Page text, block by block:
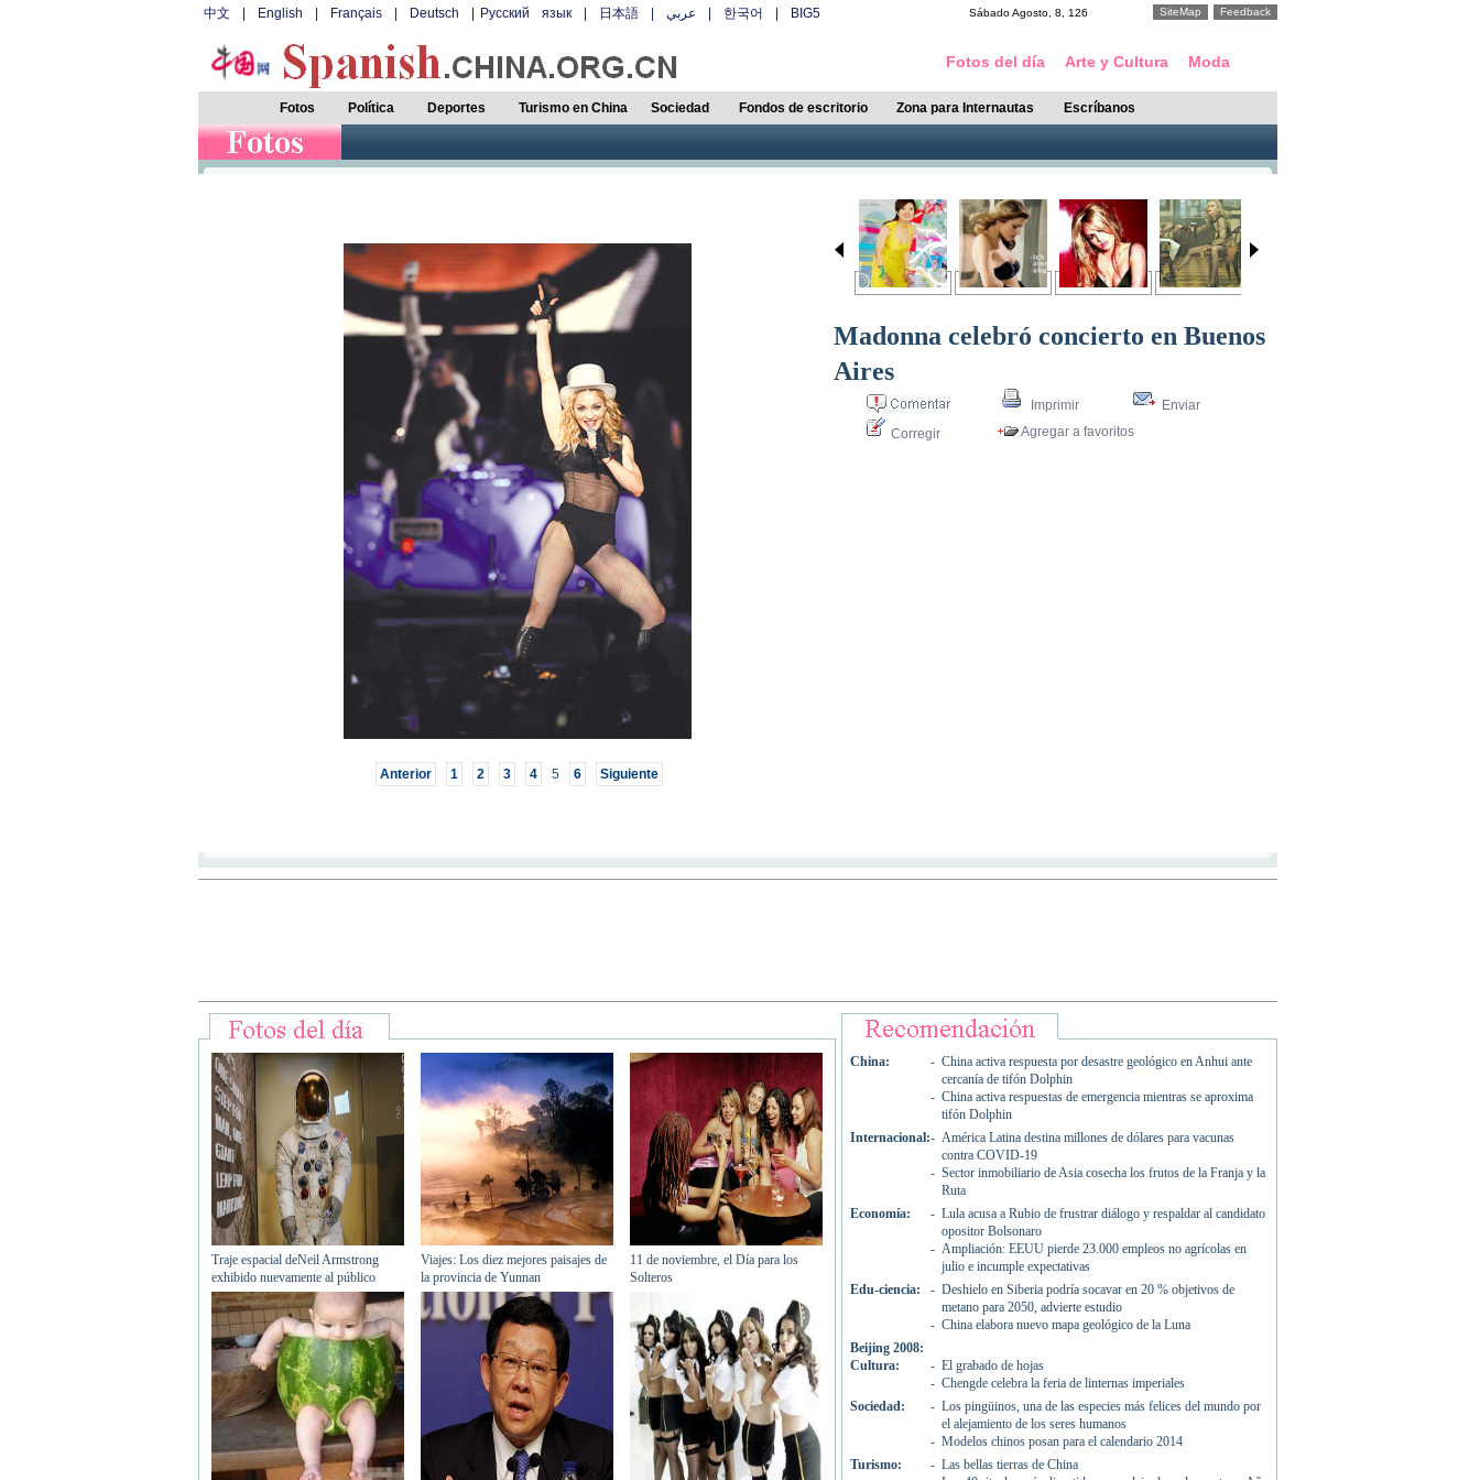
中文 English Français| Deutsch Русский язык| 日本語| عربي 한국어 BIG5 Feedback
SiteMap
SábadoAgosto, 8 126
Fotos del día Arte y Cultura Moda
Fotos Política Deportes Turismo en China Sociedad Fondos de escritorio Zona para Internautas Escríbanos
Anterior 1 2 3 4 5 6 Siguiente
Madonna celebró concierto en Buenos
Aires
Imprimir
Enviar
Corregir
Agregar a favoritos